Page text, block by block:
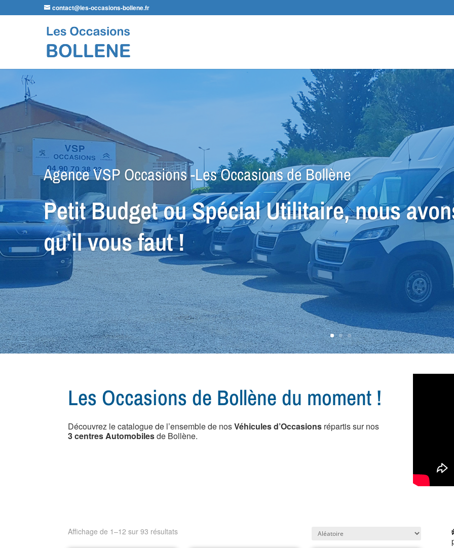
contact@les-occasions-bollene.fr
Agence LDA Citroën -Les Occasions de Bollène
Nos équipes sauront vous conseiller dans
votre prochain véhicule...
Les Occasions de Bollène du moment !
Découvrez le catalogue de l’ensemble de nosVéhicules d’Occasions répartis sur nos
3 centres Automobilesde Bollène.
Affichage de 1–12 sur 93 résultats